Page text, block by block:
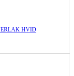
HVID